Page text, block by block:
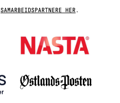
SAMARBEIDSPARTNERE HER .